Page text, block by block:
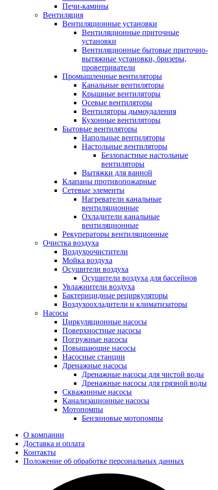
Печи-камины
Вентиляция
Вентиляционные установки
Вентиляционные приточные
установки
Вентиляционные бытовые приточно-
вытяжные установки, бризеры,
проветриватели
Промышленные вентиляторы
Канальные вентиляторы
Крышные вентиляторы
Осевые вентиляторы
Вентиляторы дымоудаления
Кухонные вентиляторы
Бытовые вентиляторы
Напольные вентиляторы
Настольные вентиляторы
Безлопастные настольные
вентиляторы
Вытяжки для ванной
Клапаны противопожарные
Сетевые элементы
Нагреватели канальные
вентиляционные
Охладители канальные
вентиляционные
Рекуператоры вентиляционные
Очистка воздуха
Воздухоочистители
Мойка воздуха
Осушители воздуха
Осушители воздуха для бассейнов
Увлажнители воздуха
Бактерицидные рециркуляторы
Воздухоохладители и климатизаторы
Насосы
Циркуляционные насосы
Поверхностные насосы
Погружные насосы
Повышающие насосы
Насосные станции
Дренажные насосы
Дренажные насосы для чистой воды
Дренажные насосы для грязной воды
Скважинные насосы
Канализационные насосы
Мотопомпы
Бензиновые мотопомпы
О компании
Доставка и оплата
Контакты
Положение об обработке персональных данных